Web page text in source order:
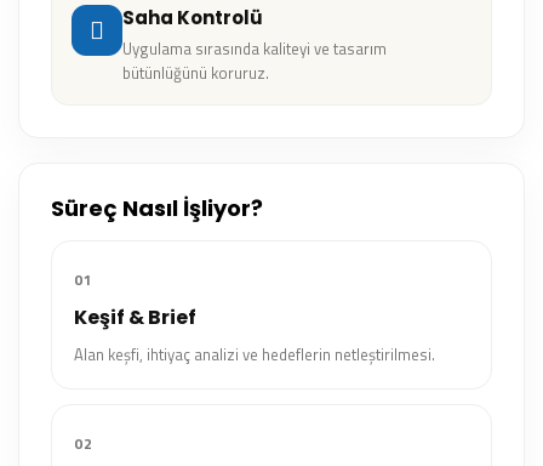
Saha Kontrolü
Uygulama sırasında kaliteyi ve tasarım
bütünlüğünü koruruz.
Süreç Nasıl İşliyor?
01
Keşif & Brief
Alan keşfi, ihtiyaç analizi ve hedeflerin netleştirilmesi.
02